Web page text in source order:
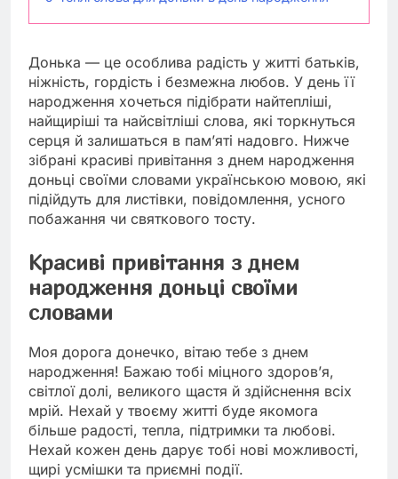
Донька — це особлива радість у житті батьків,
ніжність, гордість і безмежна любов. У день її
народження хочеться підібрати найтепліші,
найщиріші та найсвітліші слова, які торкнуться
серця й залишаться в пам’яті надовго. Нижче
зібрані красиві привітання з днем народження
доньці своїми словами українською мовою, які
підійдуть для листівки, повідомлення, усного
побажання чи святкового тосту.
Красиві привітання з днем
народження доньці своїми
словами
Моя дорога донечко, вітаю тебе з днем
народження! Бажаю тобі міцного здоров’я,
світлої долі, великого щастя й здійснення всіх
мрій. Нехай у твоєму житті буде якомога
більше радості, тепла, підтримки та любові.
Нехай кожен день дарує тобі нові можливості,
щирі усмішки та приємні події.